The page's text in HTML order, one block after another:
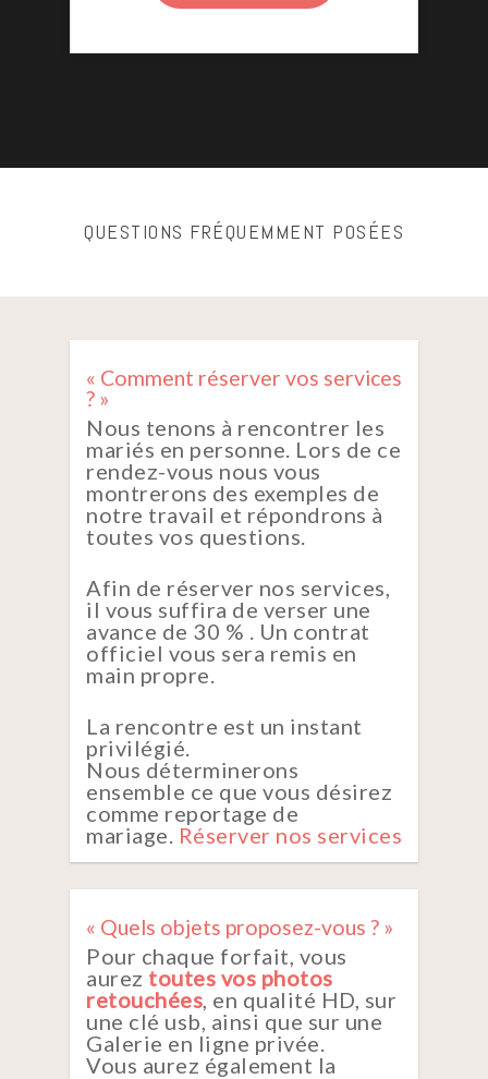
QUESTIONS FRÉQUEMMENT POSÉES
« Comment réserver vos services
? »
Nous tenons à rencontrer les
mariés en personne. Lors de ce
rendez-vous nous vous
montrerons des exemples de
notre travail et répondrons à
toutes vos questions.
Afin de réserver nos services,
il vous suffira de verser une
avance de 30 % . Un contrat
officiel vous sera remis en
main propre.
La rencontre est un instant
privilégié.
Nous déterminerons
ensemble ce que vous désirez
comme reportage de
mariage. Réserver nos services
« Quels objets proposez-vous ? »
Pour chaque forfait, vous
aurez toutes vos photos
retouchées, en qualité HD, sur
une clé usb, ainsi que sur une
Galerie en ligne privée.
Vous aurez également la